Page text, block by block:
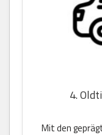
4.
Mit den